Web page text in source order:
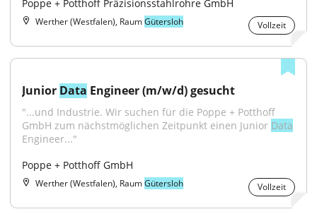
Poppe + Potthoff Präzisionsstahlrohre GmbH
Werther (Westfalen), RaumGütersloh Vollzeit
Junior Data Engineer (m/w/d) gesucht
"...und Industrie. Wir suchen für die Poppe + Potthoff
GmbH zum nächstmöglichen Zeitpunkt einen Junior Data
Engineer..."
Poppe + Potthoff GmbH
Werther (Westfalen), RaumGütersloh Vollzeit